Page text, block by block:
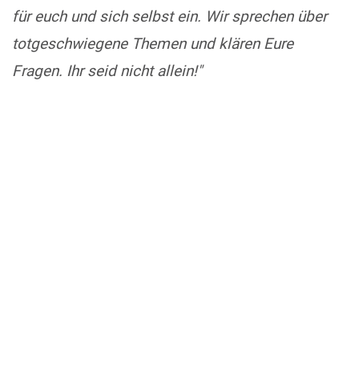
für euch und sich selbst ein. Wir sprechen über
totgeschwiegene Themen und klären Eure
Fragen. Ihr seid nicht allein!"